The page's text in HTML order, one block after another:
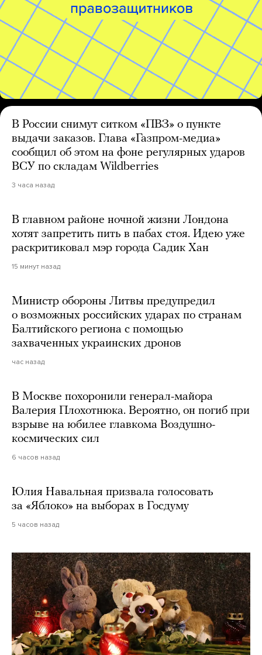
В России снимут ситком «ПВЗ» о пункте
выдачи заказов. Глава «Газпром-медиа»
сообщил об этом на фоне регулярных ударов
ВСУ по складам Wildberries
3 часа назад
В главном районе ночной жизни Лондона
хотят запретить пить в пабах стоя. Идею уже
раскритиковал мэр города Садик Хан
15 минут назад
Министр обороны Литвы предупредил
о возможных российских ударах по странам
Балтийского региона с помощью
захваченных украинских дронов
час назад
В Москве похоронили генерал-майора
Валерия Плохотнюка. Вероятно, он погиб при
взрыве на юбилее главкома Воздушно-
космических сил
6 часов назад
Юлия Навальная призвала голосовать
за «Яблоко» на выборах в Госдуму
5 часов назад